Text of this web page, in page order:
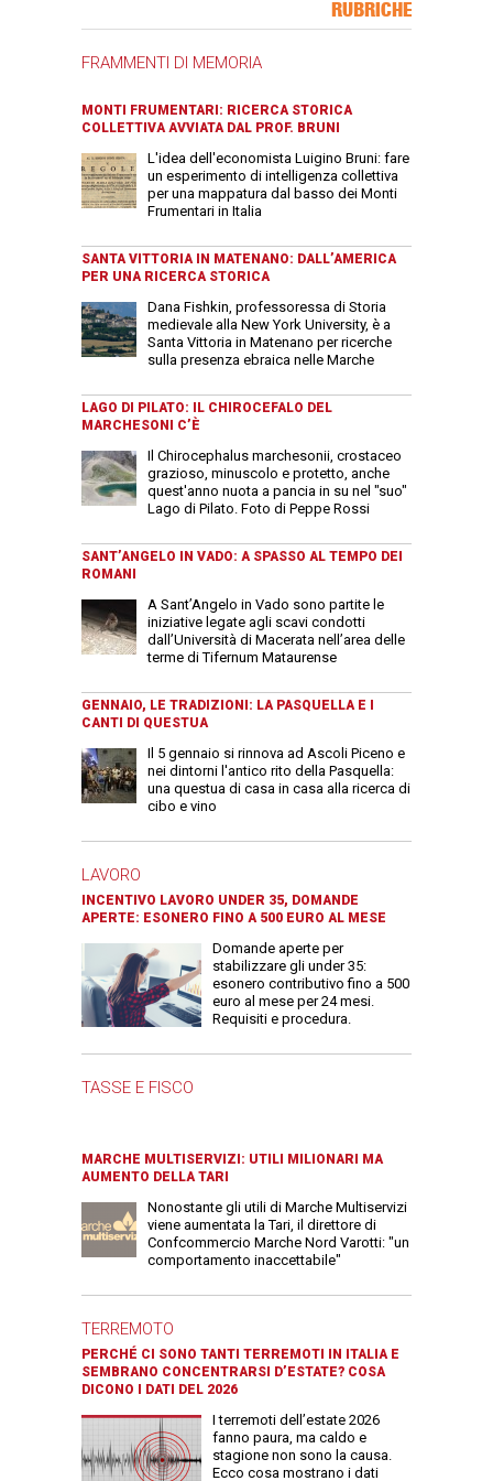
RUBRICHE
FRAMMENTI DI MEMORIA
MONTI FRUMENTARI: RICERCA STORICA
COLLETTIVA AVVIATA DAL PROF. BRUNI
L'idea dell'economista Luigino Bruni: fare
un esperimento di intelligenza collettiva
per una mappatura dal basso dei Monti
Frumentari in Italia
SANTA VITTORIA IN MATENANO: DALL’AMERICA
PER UNA RICERCA STORICA
Dana Fishkin, professoressa di Storia
medievale alla New York University, è a
Santa Vittoria in Matenano per ricerche
sulla presenza ebraica nelle Marche
LAGO DI PILATO: IL CHIROCEFALO DEL
MARCHESONI C’È
Il Chirocephalus marchesonii, crostaceo
grazioso, minuscolo e protetto, anche
quest'anno nuota a pancia in su nel "suo"
Lago di Pilato. Foto di Peppe Rossi
SANT’ANGELO IN VADO: A SPASSO AL TEMPO DEI
ROMANI
A Sant’Angelo in Vado sono partite le
iniziative legate agli scavi condotti
dall’Università di Macerata nell’area delle
terme di Tifernum Mataurense
GENNAIO, LE TRADIZIONI: LA PASQUELLA E I
CANTI DI QUESTUA
Il 5 gennaio si rinnova ad Ascoli Piceno e
nei dintorni l'antico rito della Pasquella:
una questua di casa in casa alla ricerca di
cibo e vino
LAVORO
INCENTIVO LAVORO UNDER 35, DOMANDE
APERTE: ESONERO FINO A 500 EURO AL MESE
Domande aperte per
stabilizzare gli under 35:
esonero contributivo fino a 500
euro al mese per 24 mesi.
Requisiti e procedura.
TASSE E FISCO
MARCHE MULTISERVIZI: UTILI MILIONARI MA
AUMENTO DELLA TARI
Nonostante gli utili di Marche Multiservizi
viene aumentata la Tari, il direttore di
Confcommercio Marche Nord Varotti: "un
comportamento inaccettabile"
TERREMOTO
PERCHÉ CI SONO TANTI TERREMOTI IN ITALIA E
SEMBRANO CONCENTRARSI D’ESTATE? COSA
DICONO I DATI DEL 2026
I terremoti dell’estate 2026
fanno paura, ma caldo e
stagione non sono la causa.
Ecco cosa mostrano i dati